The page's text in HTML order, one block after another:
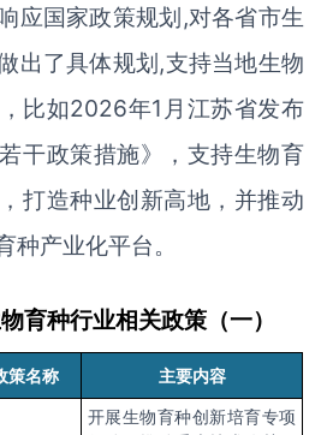
应国家政策规划,对各省市生
出了具体规划,支持当地生物
比如2026年1月江苏省发布
干政策措施》，支持生物育
打造种业创新高地，并推动
种产业化平台。
育种行业相关政策（一）
策名称
主要内容
开展生物育种创新培育专项